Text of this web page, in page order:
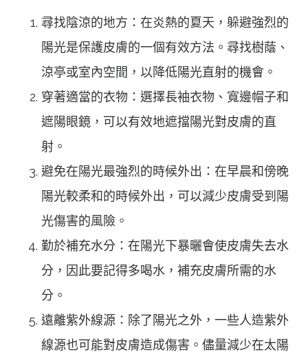
尋找陰涼的地方：在炎熱的夏天，躲避強烈的
陽光是保護皮膚的一個有效方法。尋找樹蔭、
涼亭或室內空間，以降低陽光直射的機會。
穿著適當的衣物：選擇長袖衣物、寬邊帽子和
遮陽眼鏡，可以有效地遮擋陽光對皮膚的直
射。
避免在陽光最強烈的時候外出：在早晨和傍晚
陽光較柔和的時候外出，可以減少皮膚受到陽
光傷害的風險。
勤於補充水分：在陽光下暴曬會使皮膚失去水
分，因此要記得多喝水，補充皮膚所需的水
分。
遠離紫外線源：除了陽光之外，一些人造紫外
線源也可能對皮膚造成傷害。儘量減少在太陽